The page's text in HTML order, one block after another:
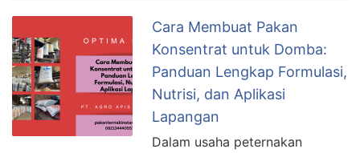
Cara Membuat Pakan
Konsentrat untuk Domba:
Panduan Lengkap Formulasi,
Nutrisi, dan Aplikasi
Lapangan
Dalam usaha peternakan